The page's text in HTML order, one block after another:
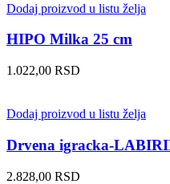
Dodaj proizvod u listu želja
HIPO Milka 25 cm
1.022,00 RSD
Dodaj proizvod u listu želja
Drvena igracka-
2.828,00 RSD